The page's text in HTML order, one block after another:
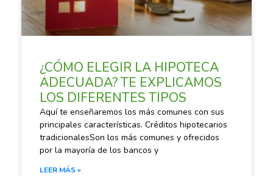
¿CÓMO ELEGIR LA HIPOTECA
ADECUADA? TE EXPLICAMOS
LOS DIFERENTES TIPOS
Aquí te enseñaremos los más comunes con sus
principales características. Créditos hipotecarios
tradicionalesSon los más comunes y ofrecidos
por la mayoría de los bancos y
LEER MÁS »